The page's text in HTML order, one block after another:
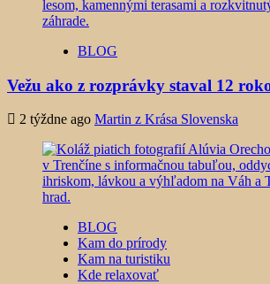
BLOG
Vežu ako z rozprávky staval 12
2 týždne ago Martin z Krása Slovenska
BLOG
Kam do prírody
Kam na turistiku
Kde relaxovať